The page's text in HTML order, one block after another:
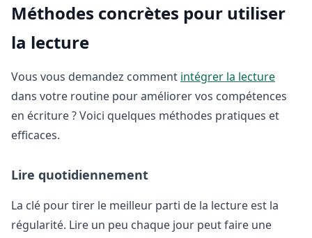
Méthodes concrètes pour utiliser
la lecture
Vous vous demandez comment intégrer la lecture
dans votre routine pour améliorer vos compétences
en écriture ? Voici quelques méthodes pratiques et
efficaces.
Lire quotidiennement
La clé pour tirer le meilleur parti de la lecture est la
régularité. Lire un peu chaque jour peut faire une